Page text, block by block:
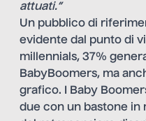
attuati.”
Un pubblico di
evidente dal punto di
millennials, 37%
BabyBoomers, ma
grafico. I Baby
due con un bastone in